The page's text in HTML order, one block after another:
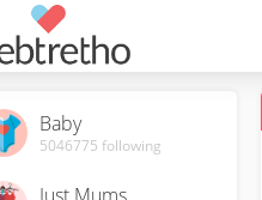
Baby
5046775 following